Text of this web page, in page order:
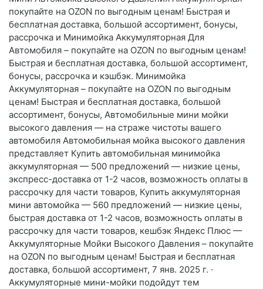
покупайте на OZON по выгодным ценам! Быстрая и
бесплатная доставка, большой ассортимент, бонусы,
рассрочка и Минимойка Аккумуляторная Для
Автомобиля – покупайте на OZON по выгодным ценам!
Быстрая и бесплатная доставка, большой ассортимент,
бонусы, рассрочка и кэшбэк. Минимойка
Аккумуляторная – покупайте на OZON по выгодным
ценам! Быстрая и бесплатная доставка, большой
ассортимент, бонусы, Автомобильные мини мойки
высокого давления — на страже чистоты вашего
автомобиля Автомобильная мойка высокого давления
представляет Купить автомобильная минимойка
аккумуляторная — 500 предложений — низкие цены,
экспресс-доставка от 1-2 часов, возможность оплаты в
рассрочку для части товаров, Купить аккумуляторная
мини автомойка — 560 предложений — низкие цены,
быстрая доставка от 1-2 часов, возможность оплаты в
рассрочку для части товаров, кешбэк Яндекс Плюс —
Аккумуляторные Мойки Высокого Давления – покупайте
на OZON по выгодным ценам! Быстрая и бесплатная
доставка, большой ассортимент, 7 янв. 2025 г. ·
Аккумуляторные мини-мойки подойдут тем